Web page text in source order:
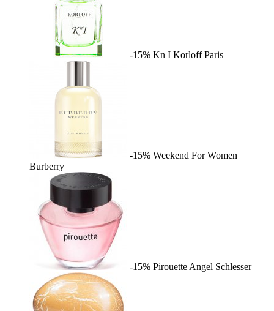
-15% Kn I Korloff Paris
-15% Weekend For Women
Burberry
-15% Pirouette Angel Schlesser